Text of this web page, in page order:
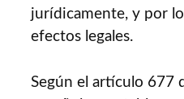
jurídicamente, y por
efectos legales.
Según el artículo 677